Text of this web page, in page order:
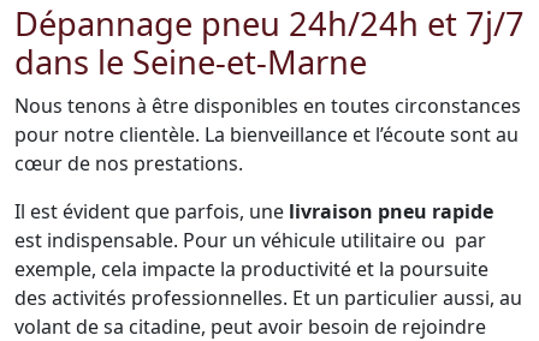
Dépannage pneu 24h/24h et 7j/7
dans le Seine-et-Marne
Nous tenons à être disponibles en toutes circonstances
pour notre clientèle. La bienveillance et l’écoute sont au
cœur de nos prestations.
Il est évident que parfois, une livraison pneu rapide
est indispensable. Pour un véhicule utilitaire ou par
exemple, cela impacte la productivité et la poursuite
des activités professionnelles. Et un particulier aussi, au
volant de sa citadine, peut avoir besoin de rejoindre